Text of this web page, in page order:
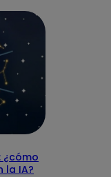
¿cómo
la IA?